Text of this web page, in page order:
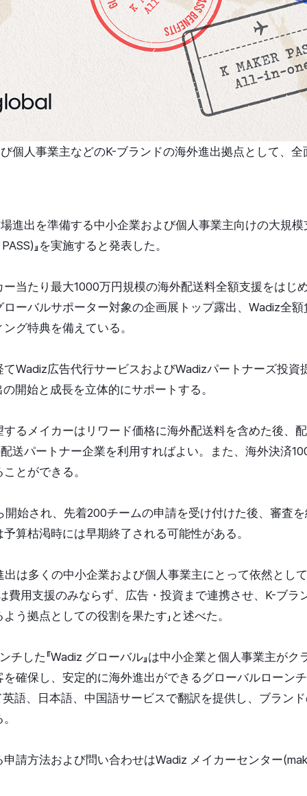
個人事業主などのK-ブランドの海外進出拠点として、
進出を準備する中小企業および個人事業主向けの大規模
』を実施すると発表した。
当たり最大1000万円規模の海外配送料全額支援をはじ
ーバルサポーター対象の企画展トップ露出、Wadiz全
グ特典を備えている。
Wadiz広告代行サービスおよびWadizパートナーズ投資
開始と成長を立体的にサポートする。
るメイカーはリワード価格に海外配送料を含めた後、
送パートナー企業を利用すればよい。また、海外決済
とができる。
開始され、先着200チームの申請を受け付けた後、審査
算枯渇時には早期終了される可能性がある。
出は多くの中小企業および個人事業主にとって依然とし
は費用支援のみならず、広告・投資まで連携させ、K-ブ
う拠点としての役割を果たす」と述べた。
チした『Wadiz グローバル』は中小企業と個人事業主が
確保し、安定的に海外進出ができるグローバルローン
語、日本語、中国語サービスで翻訳を提供し、ブラン
請方法および問い合わせはWadiz メイカーセンター